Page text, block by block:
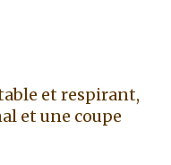
et respirant,
et une coupe